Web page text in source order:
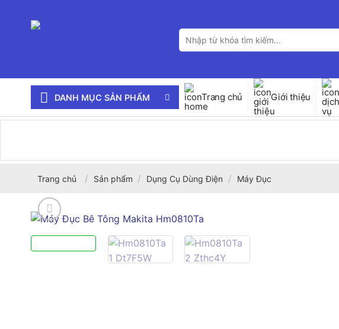
Tìm
kiếm:
DANH MỤC SẢN PHẨM Trang chủ Giới thiệu
Trang chủ / Sản phẩm / Dụng Cụ Dùng Điện / Máy Đục